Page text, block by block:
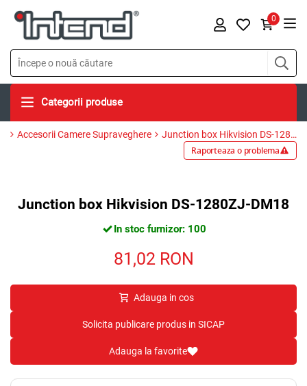
0
Categorii produse
Accesorii Camere Supraveghere Junction box Hikvision DS-1280ZJ-DM18
Raporteaza o problema
Junction box Hikvision DS-1280ZJ-DM18
In stoc furnizor: 100
81,02 RON
Adauga in cos
Solicita publicare produs in SICAP
Adauga la favorite